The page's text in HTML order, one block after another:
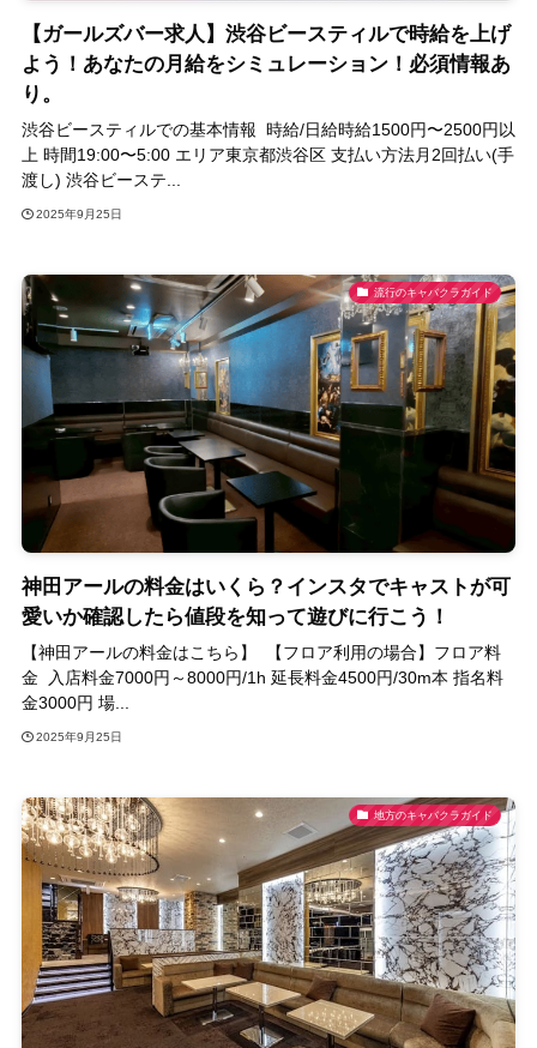
【ガールズバー求人】渋谷ビースティルで時給を上げ
よう！あなたの月給をシミュレーション！必須情報あ
り。
渋谷ビースティルでの基本情報 時給/日給時給1500円〜2500円以
上 時間19:00〜5:00 エリア東京都渋谷区 支払い方法月2回払い(手
渡し) 渋谷ビーステ...
2025年9月25日
流行のキャバクラガイド
神田アールの料金はいくら？インスタでキャストが可
愛いか確認したら値段を知って遊びに行こう！
【神田アールの料金はこちら】 【フロア利用の場合】フロア料
金 入店料金7000円～8000円/1h 延長料金4500円/30m本 指名料
金3000円 場...
2025年9月25日
地方のキャバクラガイド